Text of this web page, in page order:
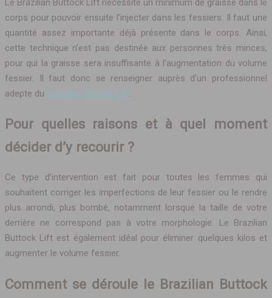
corps pour pouvoir ensuite l’injecter dans les fessiers. Il faut une
quantité assez importante déjà présente dans le corps. Ainsi,
cette technique n’est pas destinée aux personnes très minces,
pour qui la graisse sera insuffisante à l’augmentation du volume
fessier. Il faut donc se renseigner auprès d’un professionnel
adepte du Brazilian Buttock Lift
Pour quelles raisons et à quel moment
décider d’y recourir ?
Ce type d’intervention est fait pour toutes les femmes qui
souhaitent corriger les imperfections de leur fessier ou le rendre
plus arrondi, plus bombé, notamment lorsque la taille de votre
derrière ne correspond pas à votre morphologie. Le Brazilian
Buttock Lift est également idéal pour éliminer quelques kilos et
augmenter le volume fessier.
Comment se déroule le Brazilian Buttock